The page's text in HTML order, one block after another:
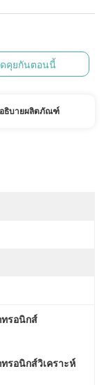
คุยกันตอนนี้
ธิบายผลิตภัณฑ์
ทรอนิกส์
ทรอนิกส์วิเคราะห์